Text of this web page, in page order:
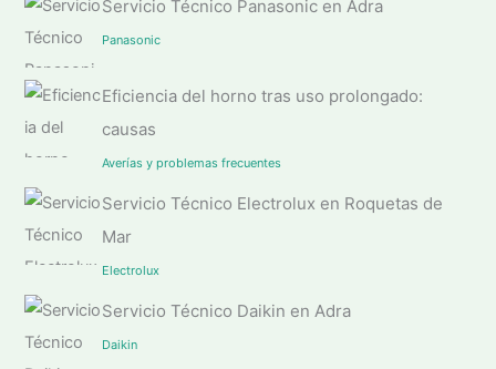
Servicio Técnico Panasonic en Adra
Panasonic
Eficiencia del horno tras uso prolongado:
causas
Averías y problemas frecuentes
Servicio Técnico Electrolux en Roquetas de
Mar
Electrolux
Servicio Técnico Daikin en Adra
Daikin